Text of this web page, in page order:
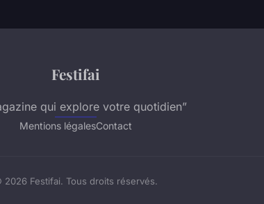
Festifai
qui explore votre quotidien”
Mentions légalesContact
2026 Festifai. Tous droits réservés.